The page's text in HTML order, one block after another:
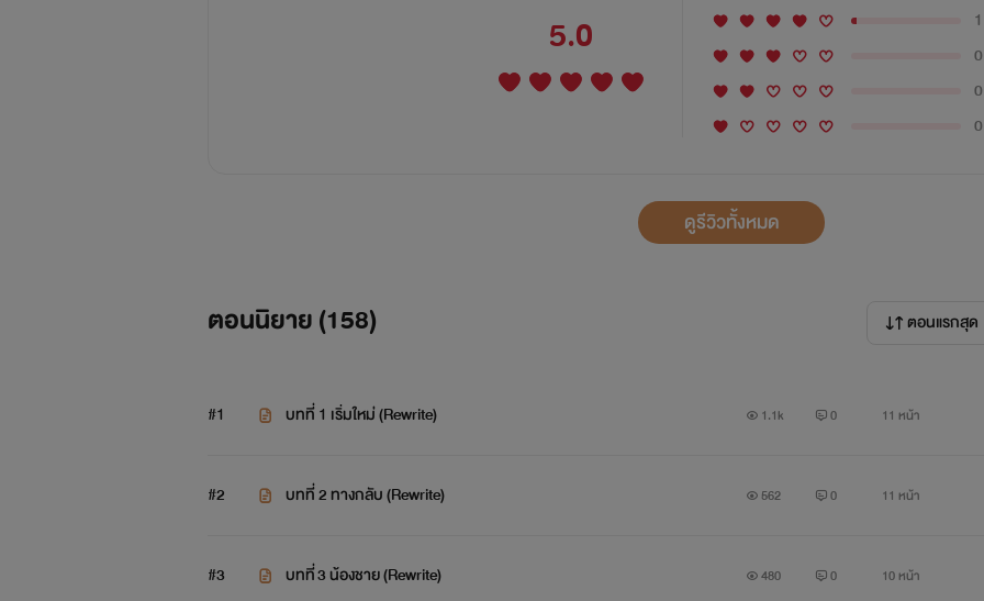
5.0
1
0
0
0
ดูรีวิวทั้งหมด
ตอนนิยาย (158) ตอนแรกสุด
#1 บทที่ 1 เริ่มใหม่ (Rewrite) 1.1k 0 11 หน้า
#2 บทที่ 2 ทางกลับ (Rewrite) 562 0 11 หน้า
#3 บทที่ 3 น้องชาย (Rewrite) 480 0 10 หน้า